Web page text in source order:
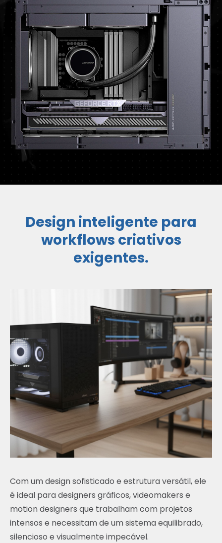
Design inteligente para
workflows criativos
exigentes.
Com um design sofisticado e estrutura versátil, ele
é ideal para designers gráficos, videomakers e
motion designers que trabalham com projetos
intensos e necessitam de um sistema equilibrado,
silencioso e visualmente impecável.